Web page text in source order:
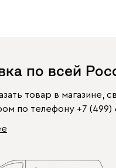
по всей
товар в магазине,
по телефону +7